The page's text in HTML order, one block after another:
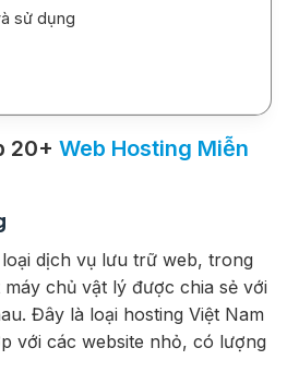
sử dụng
20+ Web Hosting Miễn
dịch vụ lưu trữ web, trong
chủ vật lý được chia sẻ với
Đây là loại hosting Việt Nam
với các website nhỏ, có lượng